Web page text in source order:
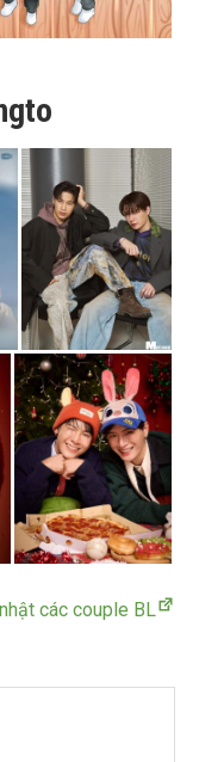
các couple BL